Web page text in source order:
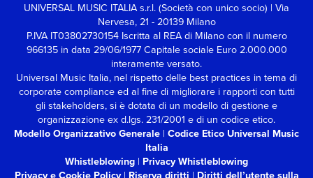
UNIVERSAL MUSIC ITALIA s.r.l. (Società con unico socio) | Via
Nervesa, 21 - 20139 Milano
P.IVA IT03802730154 Iscritta al REA di Milano con il numero
966135 in data 29/06/1977Capitale sociale Euro 2.000.000
interamente versato.
Universal Music Italia, nel rispetto delle best practices in tema di
corporate compliance ed al fine di migliorare i rapporti con tutti
gli stakeholders,si è dotata di un modello di gestione e
organizzazione ex d.lgs. 231/2001 e di un codice etico.
Modello Organizzativo Generale | Codice Etico Universal Music
Italia
Whistleblowing | Privacy Whistleblowing